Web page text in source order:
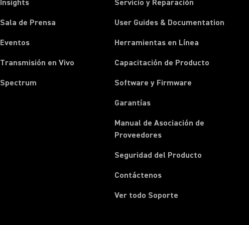
Insights
Sala de Prensa
Eventos
Transmisión en Vivo
Spectrum
Servicio y Reparación
User Guides & Documentation
Herramientas en Línea
Capacitación de Producto
Software y Firmware
Garantías
Manual de Asociación de
Proveedores(Opens in a new tab)
Seguridad del Producto
Contáctenos(Opens in a new tab)
Ver todo Soporte